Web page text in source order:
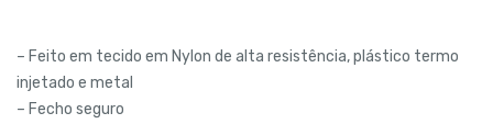
– Feito em tecido em Nylon de alta resistência, plástico termo
injetado e metal
– Fecho seguro